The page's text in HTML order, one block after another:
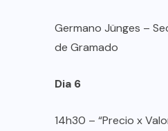
Germano Jünges –
de Gramado
Dia 6
14h30 – “Precio x